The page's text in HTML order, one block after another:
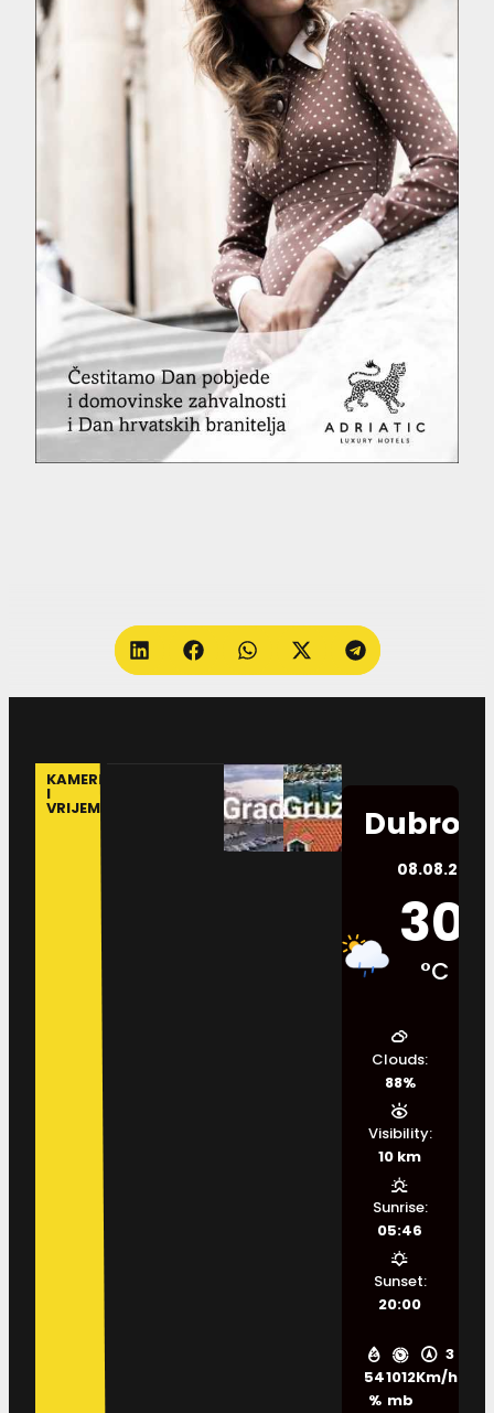
KAMERE
I
VRIJEME
08.08.2026.
30
°C
54
%
1012
mb
3
Km/h
Clouds:
88%
Visibility:
10 km
Sunrise:
05:46
Sunset:
20:00